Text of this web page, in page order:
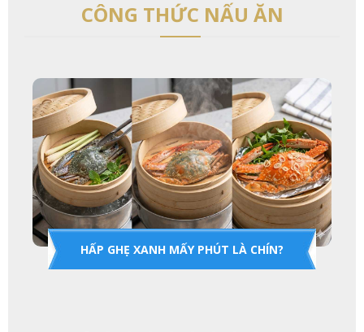
CÔNG THỨC NẤU ĂN
HẤP GHẸ XANH MẤY PHÚT LÀ CHÍN?